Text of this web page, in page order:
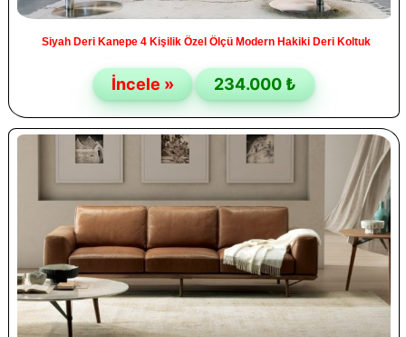
Siyah Deri Kanepe 4 Kişilik Özel Ölçü Modern Hakiki Deri Koltuk
İncele » 234.000 ₺